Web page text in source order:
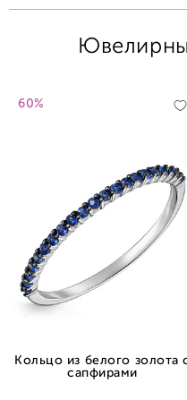
60%
Кольцо из белого золота
сапфирами